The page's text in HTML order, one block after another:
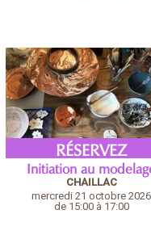
RÉSERVEZ
Initiation au
CHAILLAC
mercredi 21 octobre 2026
de 15:00 à 17:00